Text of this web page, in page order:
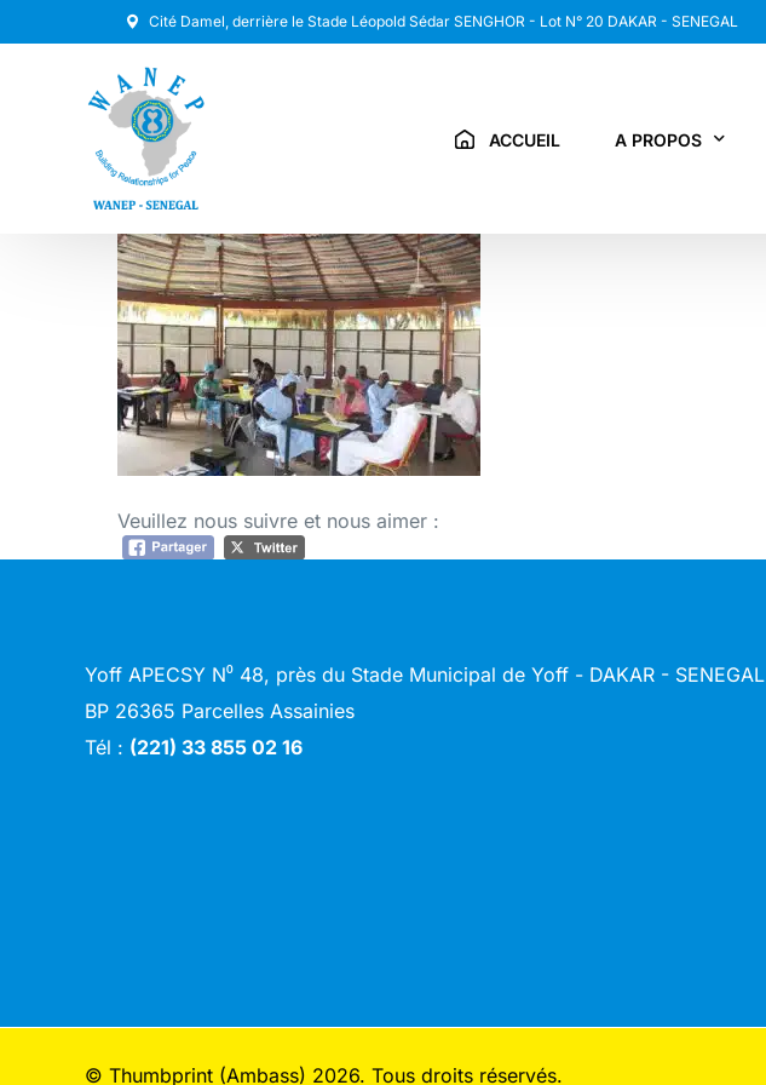
Cité Damel, derrière le Stade Léopold Sédar SENGHOR - Lot N° 20 DAKAR - SENEGAL
ACCUEIL A PROPOS
Veuillez nous suivre et nous aimer :
Yoff APECSY N⁰ 48, près du Stade Municipal de Yoff - DAKAR - SENEGAL
BP 26365 Parcelles Assainies
Tél : (221) 33 855 02 16
© Thumbprint (Ambass) 2026. Tous droits réservés.